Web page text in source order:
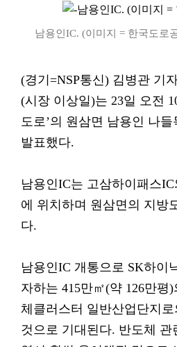
남용인IC. (이미지 = 한국도로
(경기=NSP통신) 김병관 기
(시장 이상일)는 23일 오전
도로’의 원삼면 남용인 나
발표했다.
남용인IC는 고삼하이패스IC
에 위치하며 원삼면의 지방
다.
남용인IC 개통으로 SK하이
자하는 415만㎡(약 126만평
체클러스터 일반산업단지
것으로 기대된다. 반도체 관